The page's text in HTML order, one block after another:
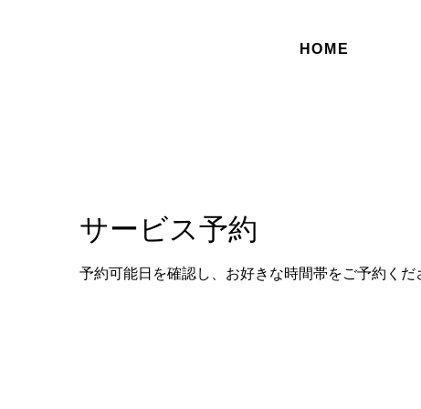
HOME
サービス予約
予約可能日を確認し、お好きな時間帯をご予約くだ